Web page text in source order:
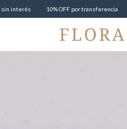
OFF por transferencia 3 cuotas sin interés